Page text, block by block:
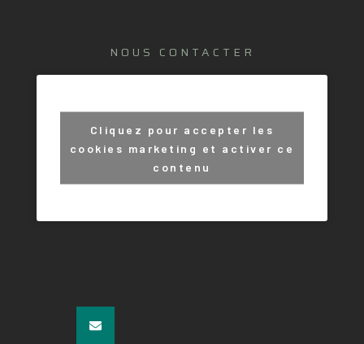
NOUS CONTACTER
Cliquez pour accepter les
cookies marketing et activer ce
contenu